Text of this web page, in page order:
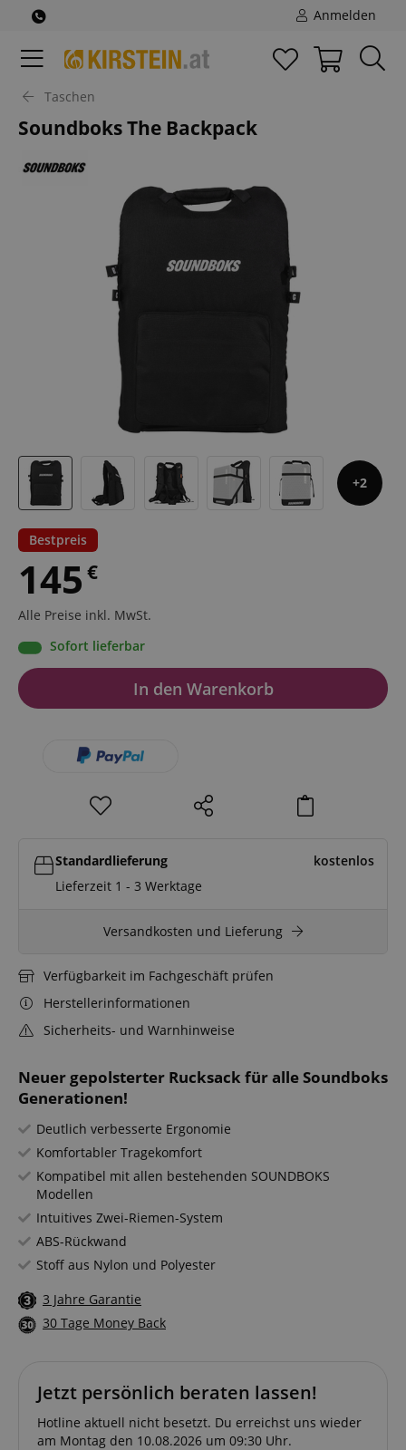
Anmelden
Taschen
Soundboks The Backpack
2
Neuer gepolsterter Rucksack für alle Soundboks
Generationen!
Deutlich verbesserte Ergonomie
Komfortabler Tragekomfort
Kompatibel mit allen bestehenden SOUNDBOKS
Modellen
Intuitives Zwei-Riemen-System
ABS-Rückwand
Stoff aus Nylon und Polyester
3 Jahre Garantie
30 Tage Money Back
Bestpreis
145 €
Alle Preise inkl. MwSt.
Sofort lieferbar
In den Warenkorb
Standardlieferung
kostenlos
Lieferzeit 1 - 3 Werktage
Versandkosten und Lieferung
Verfügbarkeit im Fachgeschäft prüfen
Herstellerinformationen
Sicherheits- und Warnhinweise
Jetzt persönlich beraten lassen!
Hotline aktuell nicht besetzt. Du erreichst uns wieder
am Montag den 10.08.2026 um 09:30 Uhr.